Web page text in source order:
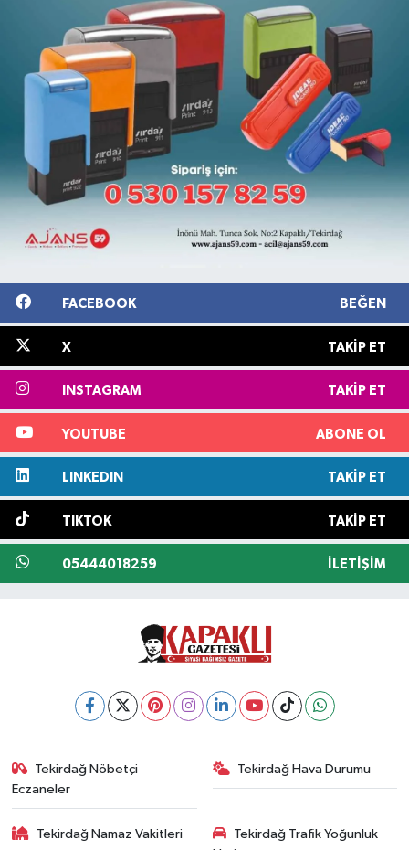
FACEBOOK BEĞEN
X TAKIP ET
INSTAGRAM TAKIP ET
YOUTUBE ABONE OL
LINKEDIN TAKIP ET
TIKTOK TAKIP ET
05444018259 İLETIŞIM
Tekirdağ Nöbetçi
Eczaneler
Tekirdağ Hava Durumu
Tekirdağ Namaz Vakitleri
Tekirdağ Trafik Yoğunluk